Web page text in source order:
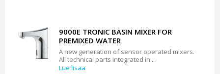
9000E TRONIC BASIN MIXER FOR
PREMIXED WATER
A new generation of sensor operated mixers.
All technical parts integrated in...
Lue lisää